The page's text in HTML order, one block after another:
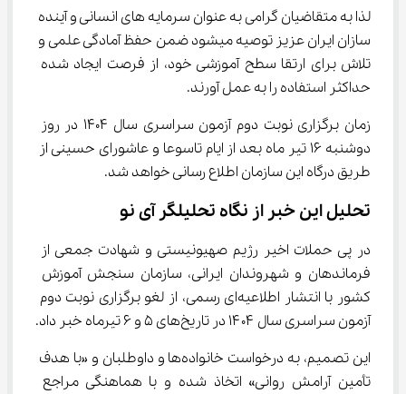
لذا به متقاضیان گرامی به عنوان سرمایه­ های انسانی و آینده
سازان ایران عزیز توصیه می­شود ضمن حفظ آمادگی علمی و
تلاش برای ارتقا سطح آموزشی خود، از فرصت ایجاد شده
حداکثر استفاده را به عمل آورند.
زمان برگزاری نوبت دوم آزمون سراسری سال 1404 در روز
دوشنبه 16 تیر ماه بعد از ایام تاسوعا و عاشورای حسینی از
طریق درگاه این سازمان اطلاع رسانی خواهد شد.
تحلیل این خبر از نگاه تحلیلگر آی نو
در پی حملات اخیر رژیم صهیونیستی و شهادت جمعی از
فرماندهان و شهروندان ایرانی، سازمان سنجش آموزش
کشور با انتشار اطلاعیه‌ای رسمی، از لغو برگزاری نوبت دوم
آزمون سراسری سال ۱۴۰۴ در تاریخ‌های ۵ و ۶ تیرماه خبر داد.
این تصمیم، به درخواست خانواده‌ها و داوطلبان و «با هدف
تأمین آرامش روانی» اتخاذ شده و با هماهنگی مراجع